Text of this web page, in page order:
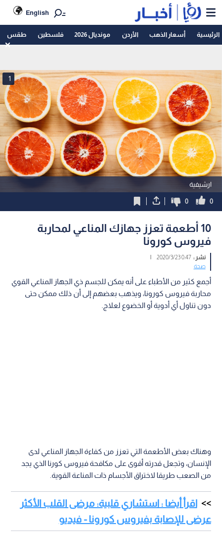
English
الرئيسية أسعار الذهب الأردن مونديال 2026 فلسطين طقس
ارشيفية
1
0
0
10 أطعمة تعزز جهازك المناعي لمحاربة
فيروس كورونا
نشر :0:47 2020/3/23
|
صحة
أجمع كثير من الأطباء على أنه يمكن للجسم ذي الجهاز المناعي القوي
محاربة فيروس كورونا، ويذهب بعضهم إلى أن ذلك ممكن حتى
دون تناول أي أدوية أو الخضوع لعلاج.
وهناك بعض الأطعمة التي تعزز من كفاءة الجهاز المناعي لدى
الإنسان، وتجعل قدرته أقوى على مكافحة فيروس كورنا الذي يجد
من الصعب طريقا لاختراق الأجسام ذات المناعة القوية.
اقرأ أيضا : استشاري قلبية: مرضى القلب الأكثر
عرضى للإصابة بفيروس كورونا - فيديو